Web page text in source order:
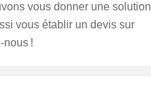
vous donner une solution
vous établir un devis sur
nous !